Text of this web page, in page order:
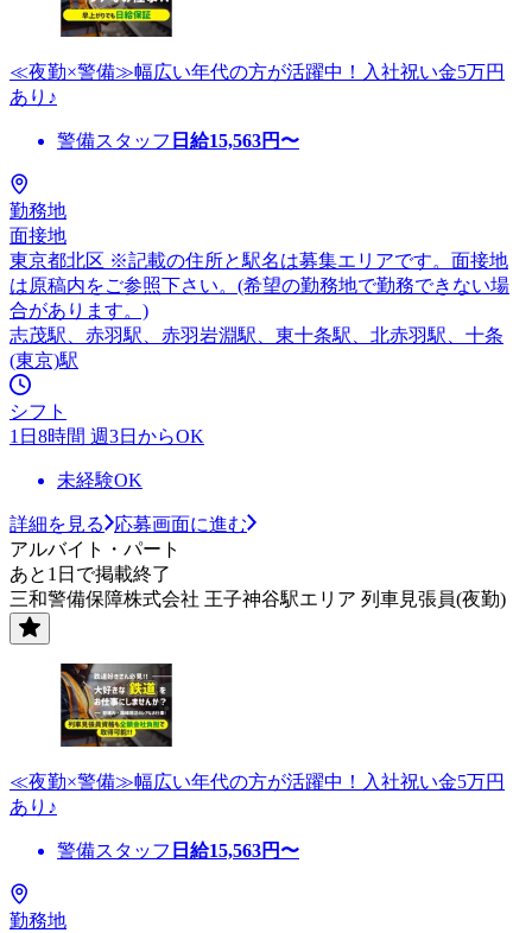
≪夜勤×警備≫幅広い年代の方が活躍中！入社祝い金5万円
あり♪
警備スタッフ 日給15,563円〜
勤務地
面接地
東京都北区 ※記載の住所と駅名は募集エリアです。面接地
は原稿内をご参照下さい。(希望の勤務地で勤務できない場
合があります。)
志茂駅、赤羽駅、赤羽岩淵駅、東十条駅、北赤羽駅、十条
(東京)駅
シフト
1日8時間 週3日からOK
未経験OK
詳細を見る
応募画面に進む
アルバイト・パート
あと1日で掲載終了
三和警備保障株式会社 王子神谷駅エリア 列車見張員(夜勤)
≪夜勤×警備≫幅広い年代の方が活躍中！入社祝い金5万円
あり♪
警備スタッフ 日給15,563円〜
勤務地